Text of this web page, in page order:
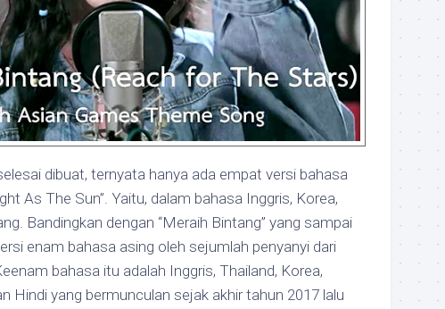
dibuat, ternyata hanya ada empat versi bahasa
As The Sun”. Yaitu, dalam bahasa Inggris, Korea,
Bandingkan dengan “Meraih Bintang” yang sampai
enam bahasa asing oleh sejumlah penyanyi dari
bahasa itu adalah Inggris, Thailand, Korea,
Hindi yang bermunculan sejak akhir tahun 2017 lalu